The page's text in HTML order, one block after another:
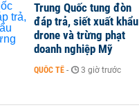
Trung Quốc tung đòn
đáp trả, siết xuất khẩu
drone và trừng phạt
doanh nghiệp Mỹ
QUỐC TẾ - 3 giờ trước